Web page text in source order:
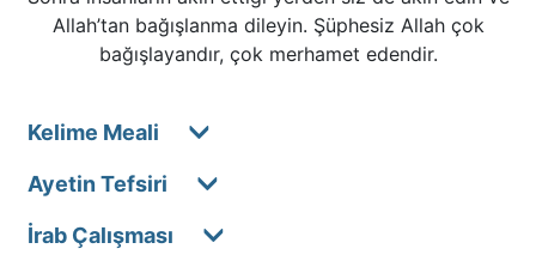
Allah’tan bağışlanma dileyin. Şüphesiz Allah çok
bağışlayandır, çok merhamet edendir.
Kelime Meali
Ayetin Tefsiri
İrab Çalışması